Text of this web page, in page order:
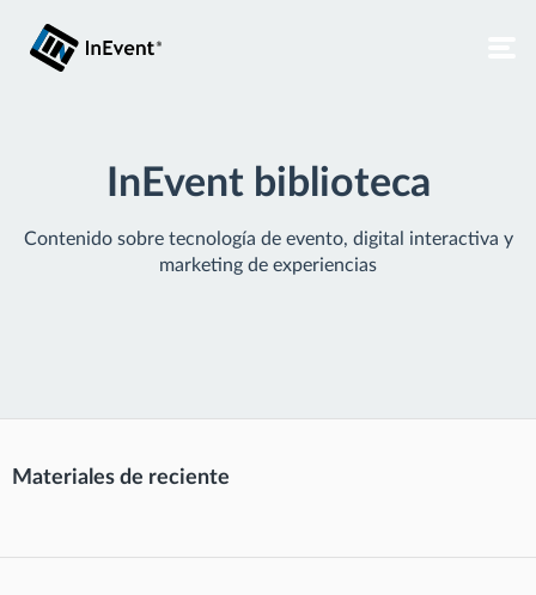
InEvent biblioteca
Contenido sobre tecnología de evento, digital interactiva y
marketing de experiencias
Materiales de reciente